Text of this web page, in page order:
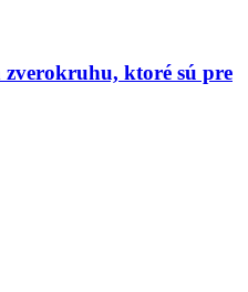
zverokruhu, ktoré sú pre